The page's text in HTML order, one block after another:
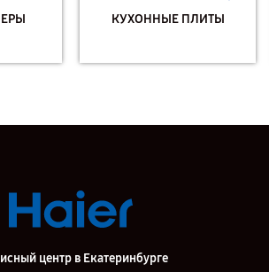
КУХОННЫЕ ПЛИТЫ
центр в Екатеринбурге